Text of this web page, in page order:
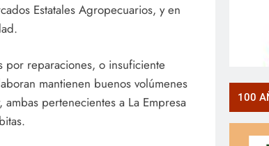
Estatales Agropecuarios, y en
por reparaciones, o insuficiente
mantienen buenos volúmenes
pertenecientes a La Empresa
100